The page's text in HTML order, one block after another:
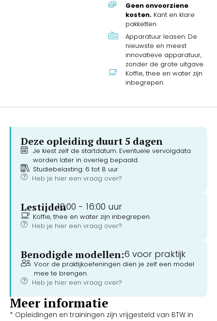
Geen onvoorziene
kosten. Kant en klare
pakketten.
Apparatuur leasen: De
nieuwste en meest
innovatieve apparatuur,
zonder de grote uitgave.
Koffie, thee en water zijn
inbegrepen.
Deze opleiding duurt 5 dagen
Je kiest zelf de startdatum. Eventuele vervolgdata
worden later in overleg bepaald.
Studiebelasting: 6 tot 8 uur
Heb je hier een vraag over?
Lestijden10:00 - 16:00 uur
Koffie, thee en water zijn inbegrepen.
Heb je hier een vraag over?
Benodigde modellen:6 voor praktijk
Voor de praktijkoefeningen dien je zelf een model
mee te brengen.
Heb je hier een vraag over?
Meer informatie
* Opleidingen en trainingen zijn vrijgesteld van BTW in